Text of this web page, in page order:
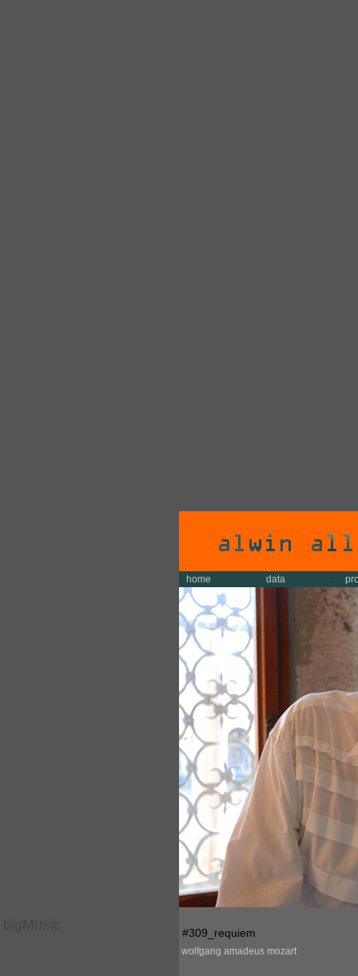
home data
#309_requiem
wolfgang amadeus mozart